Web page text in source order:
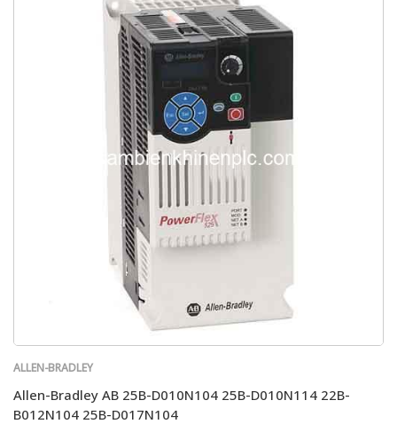
ALLEN-BRADLEY
Allen-Bradley AB 25B-D010N104 25B-D010N114 22B-
B012N104 25B-D017N104